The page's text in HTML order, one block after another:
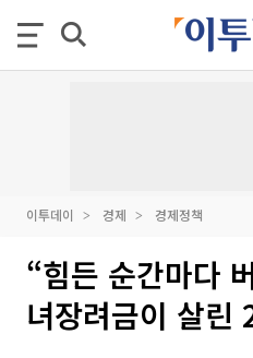
이투데이 경제 경제정책
“힘든 순간마다
녀장려금이 살린